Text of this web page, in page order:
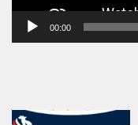
00:00